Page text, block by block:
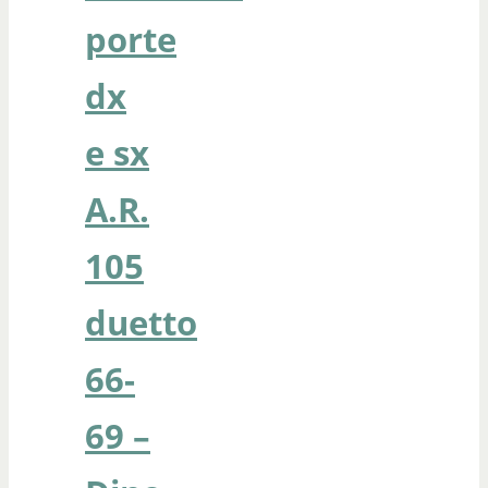
porte
dx
e sx
A.R.
105
duetto
66-
69 –